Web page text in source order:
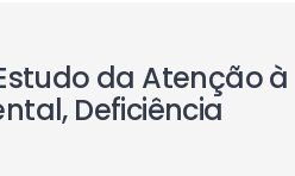
da Atenção à
Deficiência